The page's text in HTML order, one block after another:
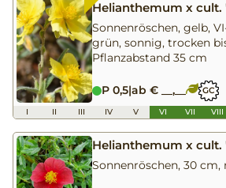
Helianthemum x cult.
Sonnenröschen, gelb,
grün, sonnig, trocken
Pflanzabstand 35 cm
P 0,5|ab € __,__ GC
I II III IV V VI VII VIII
Helianthemum x cult.
Sonnenröschen, 30 cm,